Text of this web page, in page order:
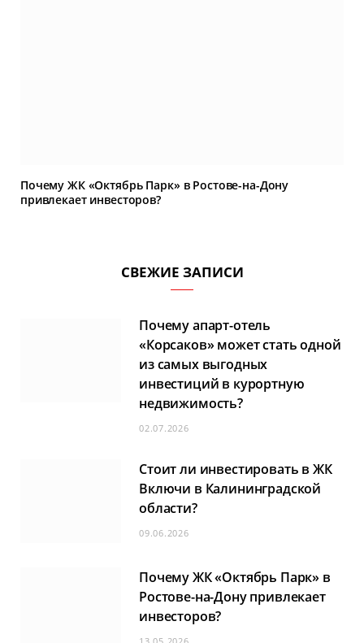
Почему ЖК «Октябрь Парк» в Ростове-на-Дону
привлекает инвесторов?
СВЕЖИЕ ЗАПИСИ
Почему апарт-отель
«Корсаков» может стать одной
из самых выгодных
инвестиций в курортную
недвижимость?
02.07.2026
Стоит ли инвестировать в ЖК
Включи в Калининградской
области?
09.06.2026
Почему ЖК «Октябрь Парк» в
Ростове-на-Дону привлекает
инвесторов?